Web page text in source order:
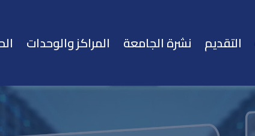
التقديم نشرة الجامعة المراكز والوحدات